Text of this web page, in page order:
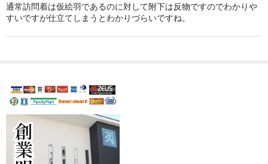
通常訪問着は仮絵羽であるのに対して附下は反物ですのでわかりや
すいですが仕立てしまうとわかりづらいですね。